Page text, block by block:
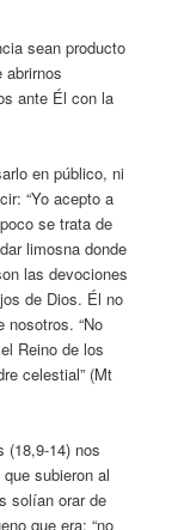
sean producto
ante Él con la
en público, ni
“Yo acepto a
se trata de
limosna donde
las devociones
de Dios. Él no
nosotros. “No
Reino de los
celestial” (Mt
(18,9-14) nos
subieron al
solían orar de
que era: “no